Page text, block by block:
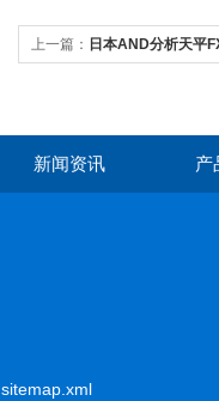
上一篇： 日本AND分析天平
新闻资讯 产
sitemap.xml